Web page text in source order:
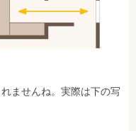
ませんね。実際は下の写